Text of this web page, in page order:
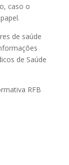
caso o
de saúde
de Saúde
RFB